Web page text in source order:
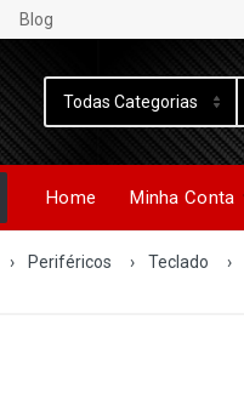
Blog
Home Minha Conta
› Periféricos › Teclado ›